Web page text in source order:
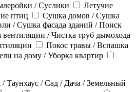
/ Суслики
Летучие
птиц
Сушка домов / Сушка
/ Сушка фасада зданий / Поиск
вентиляции / Чистка труб дымохода
Покос травы / Вспашка
на дому / Уборка квартир
Таунхаус / Сад / Дача / Земельный